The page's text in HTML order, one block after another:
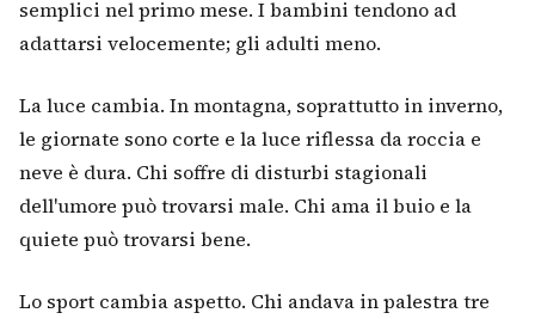
semplici nel primo mese. I bambini tendono ad
adattarsi velocemente; gli adulti meno.
La luce cambia. In montagna, soprattutto in inverno,
le giornate sono corte e la luce riflessa da roccia e
neve è dura. Chi soffre di disturbi stagionali
dell'umore può trovarsi male. Chi ama il buio e la
quiete può trovarsi bene.
Lo sport cambia aspetto. Chi andava in palestra tre